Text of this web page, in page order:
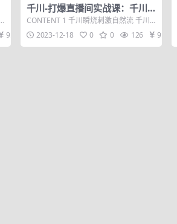
9.9
千川-打爆直播间实战课：千川
顺烧刺激自然流 纯付费直播间千
川如何保赚不赔
CONTENT 1 千川瞬烧刺激自然流 千川
的底层逻辑，搭建计划 瞬烧计划 + ...
2023-12-18 0 0 126 9.9